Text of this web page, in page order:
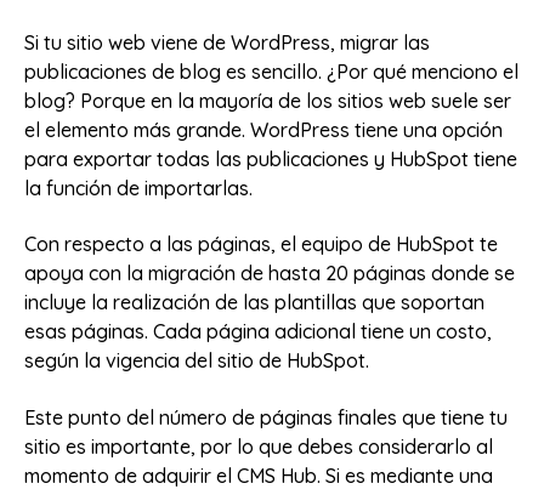
Si tu sitio web viene de WordPress, migrar las
publicaciones de blog es sencillo. ¿Por qué menciono el
blog? Porque en la mayoría de los sitios web suele ser
el elemento más grande. WordPress tiene una opción
para exportar todas las publicaciones y HubSpot tiene
la función de importarlas.
Con respecto a las páginas, el equipo de HubSpot te
apoya con la migración de hasta 20 páginas donde se
incluye la realización de las plantillas que soportan
esas páginas. Cada página adicional tiene un costo,
según la vigencia del sitio de HubSpot.
Este punto del número de páginas finales que tiene tu
sitio es importante, por lo que debes considerarlo al
momento de adquirir el CMS Hub. Si es mediante una